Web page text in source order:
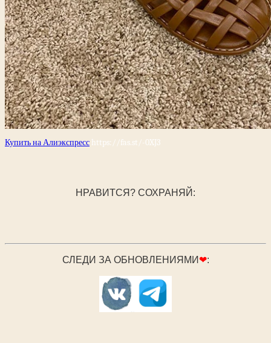
Купить на Алиэкспресс https://fas.st/-0XJ3
НРАВИТСЯ? СОХРАНЯЙ:
СЛЕДИ ЗА ОБНОВЛЕНИЯМИ ❤: